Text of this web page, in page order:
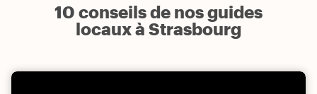
10 conseils de nos guides
locaux à Strasbourg